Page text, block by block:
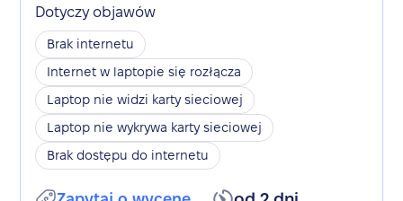
Dotyczy objawów
Brak internetu
Internet w laptopie się rozłącza
Laptop nie widzi karty sieciowej
Laptop nie wykrywa karty sieciowej
Brak dostępu do internetu